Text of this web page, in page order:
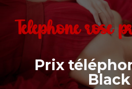
contenuTéléphone rose
Prix
Black